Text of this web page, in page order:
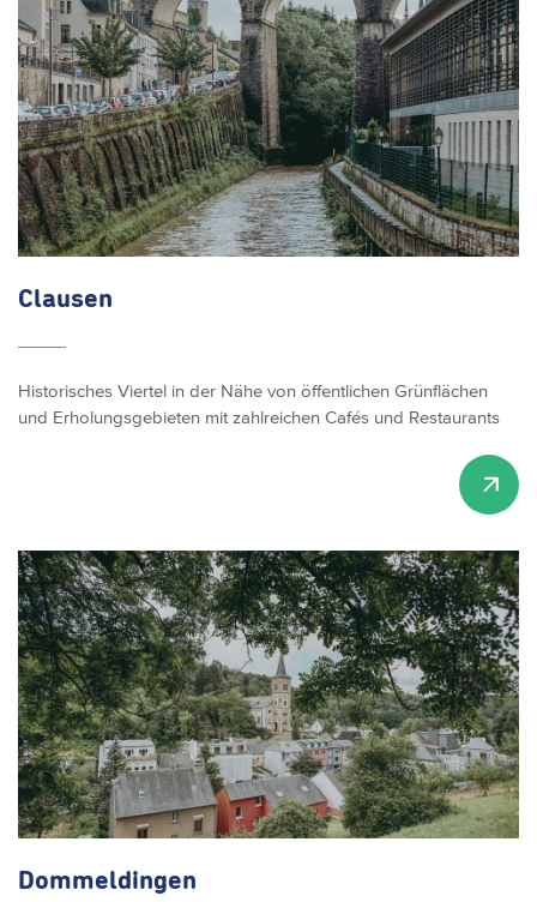
Clausen
Historisches Viertel in der Nähe von öffentlichen Grünflächen
und Erholungsgebieten mit zahlreichen Cafés und Restaurants
Dommeldingen